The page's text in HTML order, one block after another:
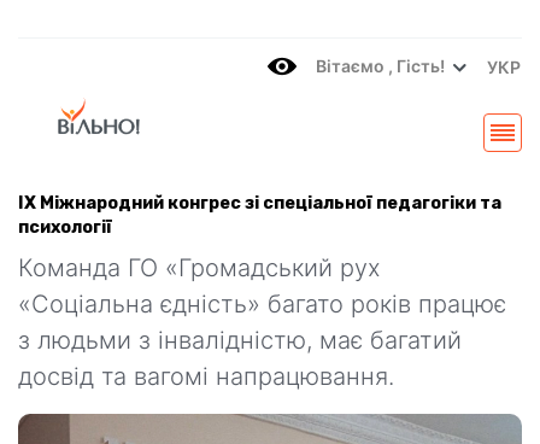
Вітаємo , Гість! УКР
ІХ Міжнародний конгрес зі спеціальної педагогіки та
психології
Команда ГО «Громадський рух
«Соціальна єдність» багато років працює
з людьми з інвалідністю, має багатий
досвід та вагомі напрацювання.